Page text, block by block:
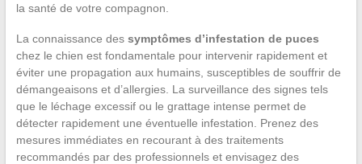
la santé de votre compagnon.
La connaissance des symptômes d’infestation de puces
chez le chien est fondamentale pour intervenir rapidement et
éviter une propagation aux humains, susceptibles de souffrir de
démangeaisons et d’allergies. La surveillance des signes tels
que le léchage excessif ou le grattage intense permet de
détecter rapidement une éventuelle infestation. Prenez des
mesures immédiates en recourant à des traitements
recommandés par des professionnels et envisagez des